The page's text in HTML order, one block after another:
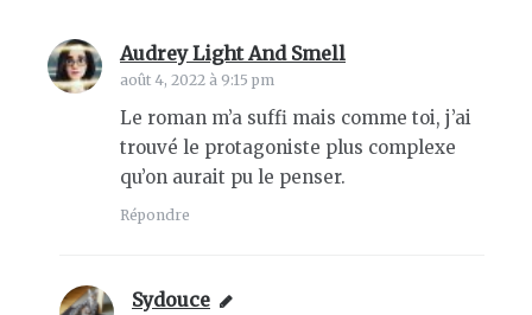
Audrey Light And Smell
août 4, 2022 à 9:15 pm
Le roman m’a suffi mais comme toi, j’ai
trouvé le protagoniste plus complexe
qu’on aurait pu le penser.
Répondre
Sydouce dit :